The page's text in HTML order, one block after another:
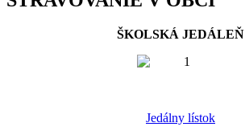
ŠKOLSKÁ JEDÁLEŇ
Jedálny lístok